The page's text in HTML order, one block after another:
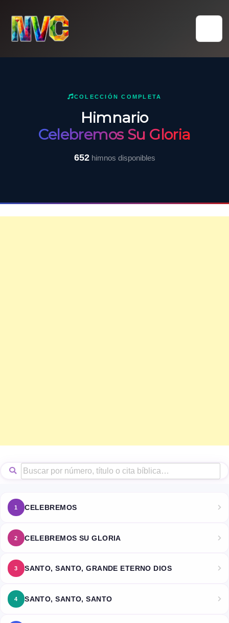
content
COLECCIÓN COMPLETA
Himnario
Celebremos Su Gloria
652himnos disponibles
1 CELEBREMOS
2 CELEBREMOS SU GLORIA
3 SANTO, SANTO, GRANDE ETERNO DIOS
4 SANTO, SANTO, SANTO